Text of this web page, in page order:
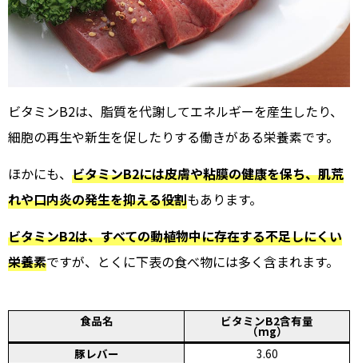
ビタミンB2は、脂質を代謝してエネルギーを産生したり、
細胞の再生や新生を促したりする働きがある栄養素です。
ほかにも、 ビタミンB2には皮膚や粘膜の健康を保ち、肌荒
れや口内炎の発生を抑える役割もあります。
ビタミンB2は、すべての動植物中に存在する不足しにくい
栄養素ですが、とくに下表の食べ物には多く含まれます。
食品名 ビタミンB2含有量
（mg）
豚レバー
3.60